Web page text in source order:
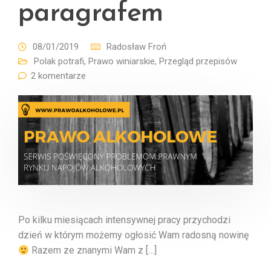
paragrafem
08/01/2019
Radosław Froń
Polak potrafi, Prawo winiarskie, Przegląd przepisów
2 komentarze
Po kilku miesiącach intensywnej pracy przychodzi
dzień w którym możemy ogłosić Wam radosną nowinę
Razem ze znanymi Wam z […]